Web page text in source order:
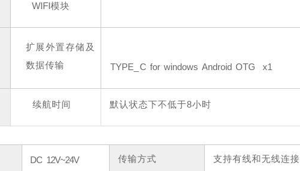
WIFI模块
扩展外置存储及
数据传输
TYPE C for windows Android OTG x1
续航时间 默认状态下不低于8小时
DC 12V~24V 传输方式 支持有线和无线连接